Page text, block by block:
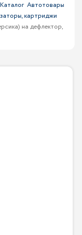
Каталог Автотовары
картриджи
на дефлектор,